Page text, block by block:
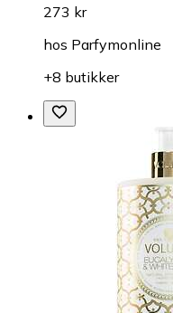
273 kr
hos Parfymonline
+8 butikker